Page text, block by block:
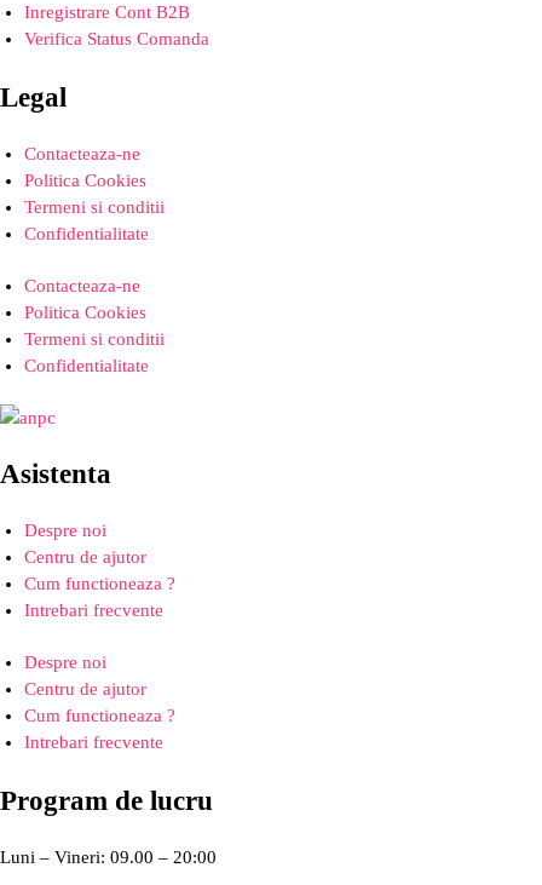
Inregistrare Cont B2B
Verifica Status Comanda
Legal
Contacteaza-ne
Politica Cookies
Termeni si conditii
Confidentialitate
Contacteaza-ne
Politica Cookies
Termeni si conditii
Confidentialitate
Asistenta
Despre noi
Centru de ajutor
Cum functioneaza ?
Intrebari frecvente
Despre noi
Centru de ajutor
Cum functioneaza ?
Intrebari frecvente
Program de lucru
Luni – Vineri: 09.00 – 20:00